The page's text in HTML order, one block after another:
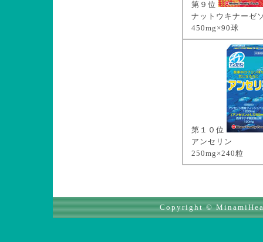
第９位
ナットウキナーゼ
450mg×90球
第１０位
アンセリン
250mg×240粒
Copyright ©